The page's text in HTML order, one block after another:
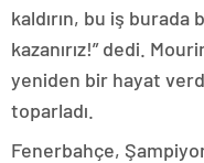
kaldırın, bu iş burada
kazanırız!” dedi.
yeniden bir hayat
toparladı.
Fenerbahçe,